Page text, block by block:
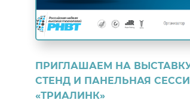
ПРИГЛАШАЕМ НА ВЫСТАВКУ
СТЕНД И ПАНЕЛЬНАЯ
«ТРИАЛИНК»